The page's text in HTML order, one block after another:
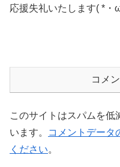
応援失礼いたします( *・
コメ
このサイトはスパムを低
います。
コメントデータ
ください。